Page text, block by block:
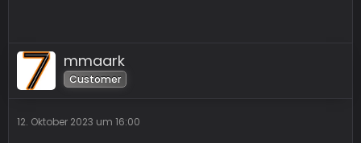
mmaark
Customer
12. Oktober 2023 um 16:00